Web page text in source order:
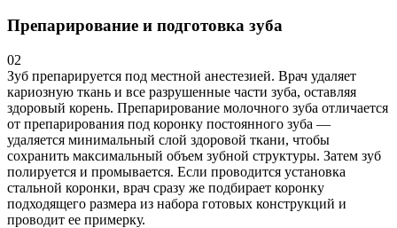
Препарирование и подготовка зуба
02
Зуб препарируется под местной анестезией. Врач удаляет
кариозную ткань и все разрушенные части зуба, оставляя
здоровый корень. Препарирование молочного зуба отличается
от препарирования под коронку постоянного зуба —
удаляется минимальный слой здоровой ткани, чтобы
сохранить максимальный объем зубной структуры. Затем зуб
полируется и промывается. Если проводится установка
стальной коронки, врач сразу же подбирает коронку
подходящего размера из набора готовых конструкций и
проводит ее примерку.